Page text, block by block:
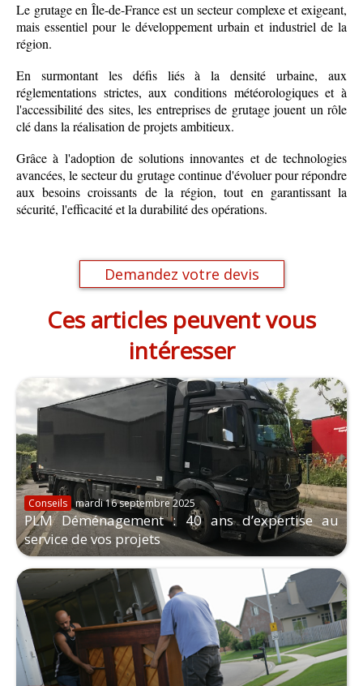
Le grutage en Île-de-France est un secteur complexe et exigeant,
mais essentiel pour le développement urbain et industriel de la
région.
En surmontant les défis liés à la densité urbaine, aux
réglementations strictes, aux conditions météorologiques et à
l'accessibilité des sites, les entreprises de grutage jouent un rôle
clé dans la réalisation de projets ambitieux.
Grâce à l'adoption de solutions innovantes et de technologies
avancées, le secteur du grutage continue d'évoluer pour répondre
aux besoins croissants de la région, tout en garantissant la
sécurité, l'efficacité et la durabilité des opérations.
Demandez votre devis
Ces articles peuvent vous
intéresser
Conseils mardi 16 septembre 2025
PLM Déménagement : 40 ans d’expertise au
service de vos projets